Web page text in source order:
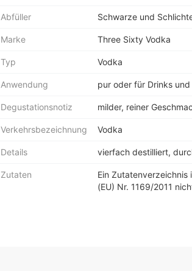
Abfüller Schwarze und
Marke Three Sixty Vodka
Typ Vodka
Anwendung pur oder für Drinks
Degustationsnotiz milder, reiner
Verkehrsbezeichnung Vodka
Details vierfach destilliert,
Zutaten
Ein Zutatenverzeichnis
(EU) Nr. 1169/2011